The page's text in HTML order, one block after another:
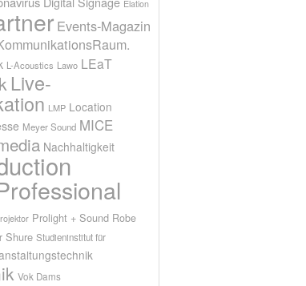
Elation
Events-Magazin
L-Acoustics Lawo LEaT
Live-
LMP Location
Meyer Sound MICE
Nachhaltigkeit
Prolight + Sound Robe
Shure Studieninstitut für
Vok Dams